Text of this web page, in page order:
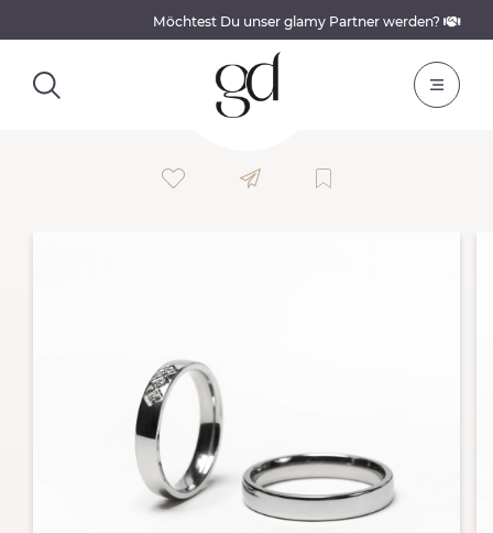
Möchtest Du unser glamy Partner werden?